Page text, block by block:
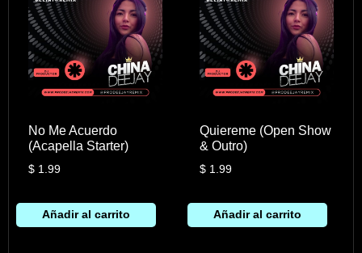
No Me Acuerdo
(Acapella Starter)
$1.99
Añadir al carrito
Quiereme (Open Show
& Outro)
$ 1.99
Añadir al carrito